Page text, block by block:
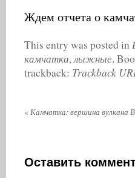
Ждем отчета о
This entry was posted in
камчатка,лыжные.
trackback: Trackback
« Камчатка: вершина вулкана
Оставить